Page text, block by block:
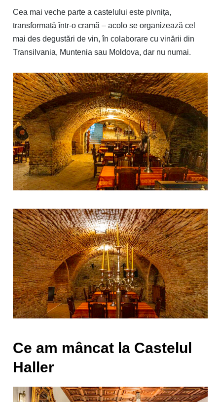
Cea mai veche parte a castelului este pivnița,
transformată într-o cramă – acolo se organizează cel
mai des degustări de vin, în colaborare cu vinării din
Transilvania, Muntenia sau Moldova, dar nu numai.
Ce am mâncat la Castelul
Haller